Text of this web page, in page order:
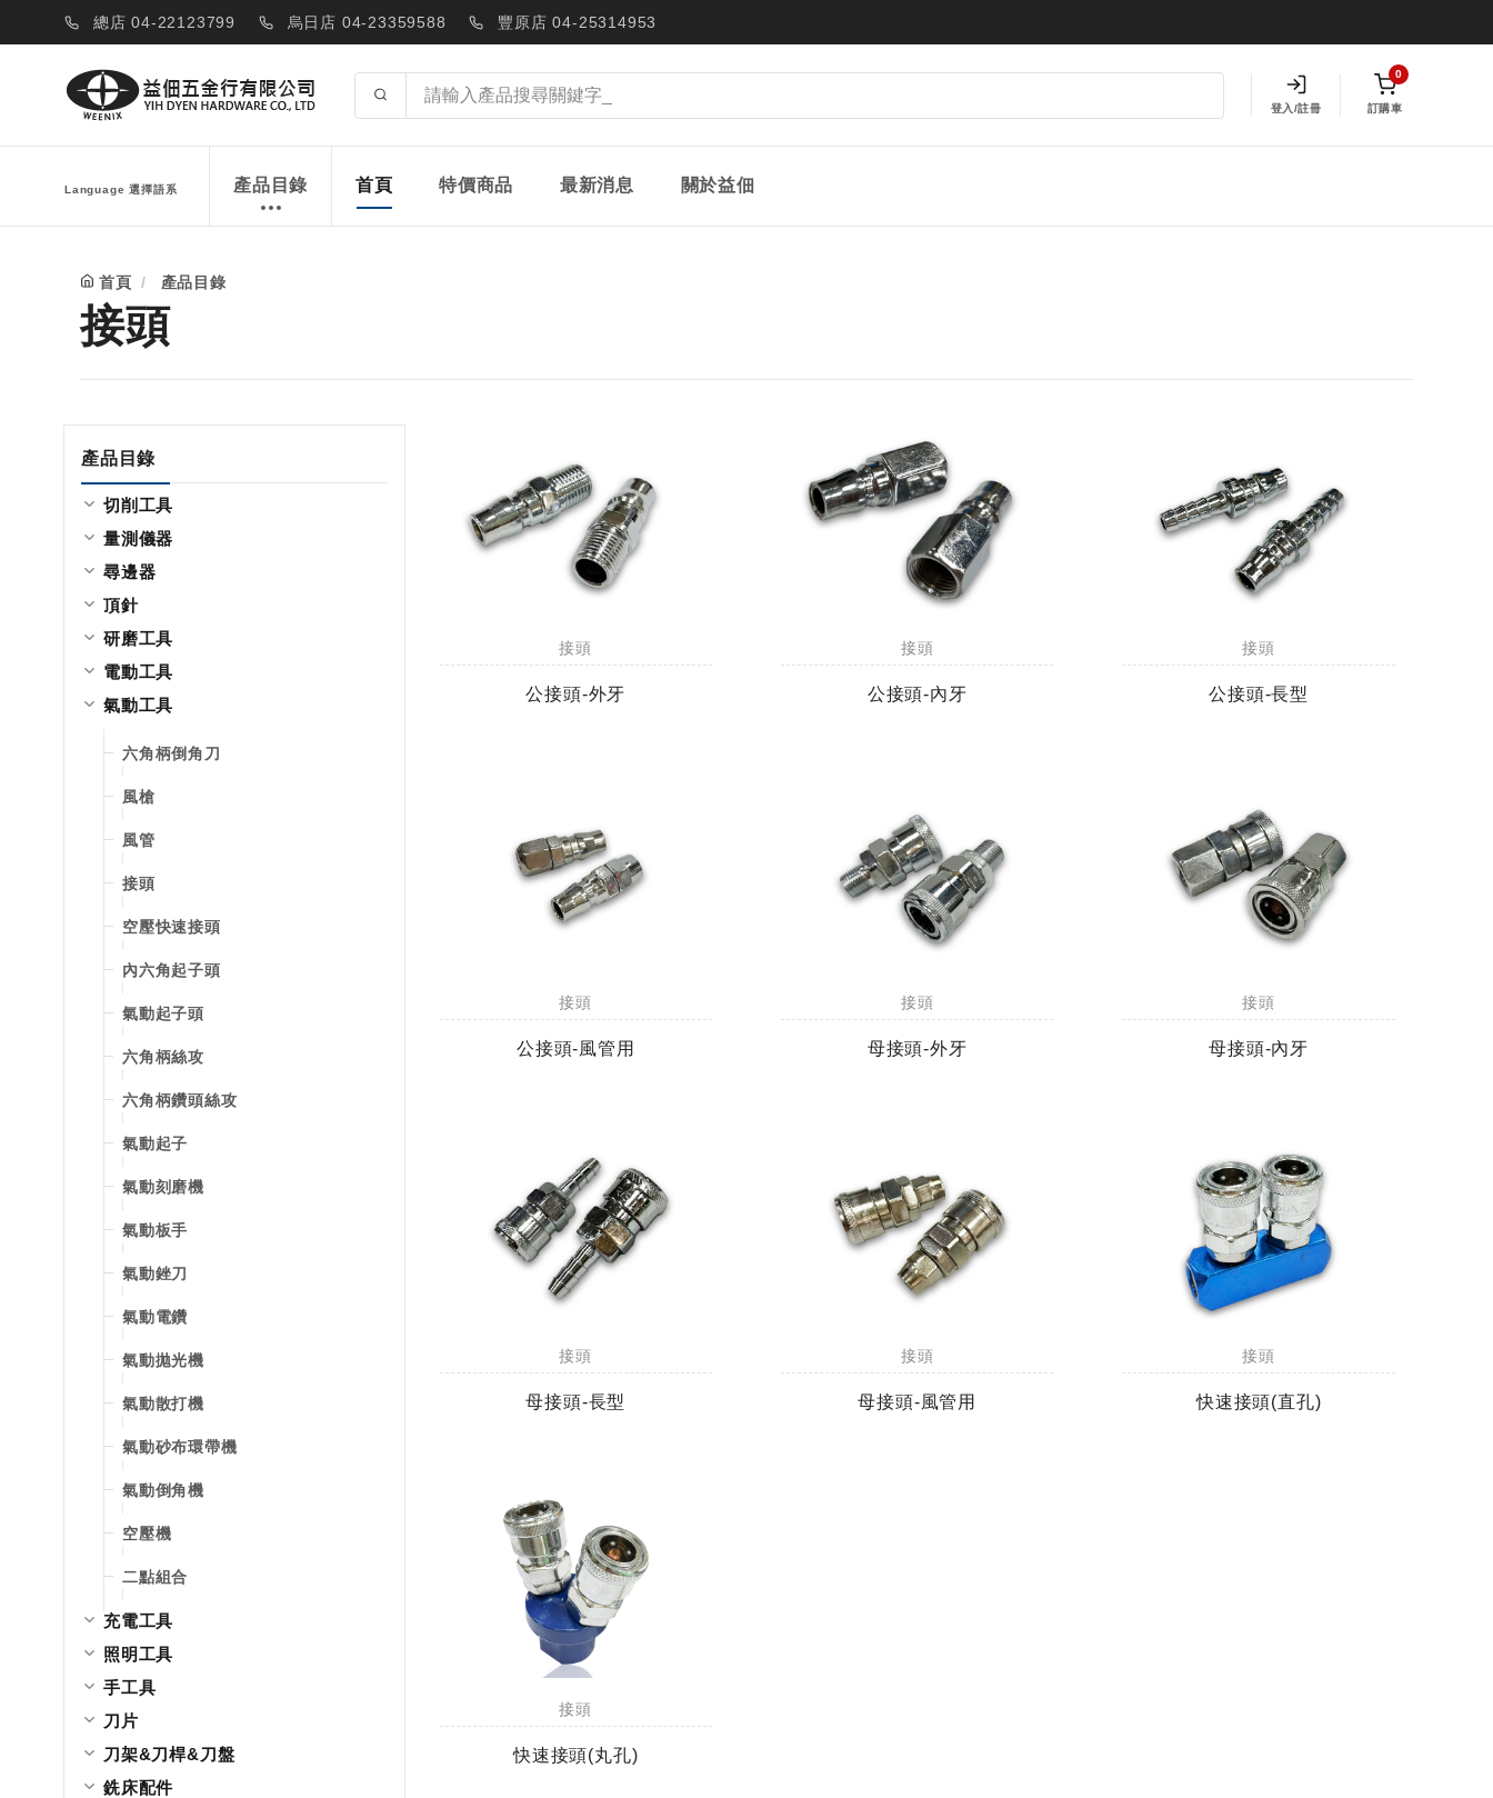
總店 04-22123799 烏日店 04-23359588 豐原店 04-25314953
登入/註冊
0
訂購車
Language 選擇語系 產品目錄 首頁 特價商品 最新消息 關於益佃
首頁 產品目錄
接頭
產品目錄
切削工具
量測儀器
尋邊器
頂針
研磨工具
電動工具
氣動工具
六角柄倒角刀
風槍
風管
接頭
空壓快速接頭
內六角起子頭
氣動起子頭
六角柄絲攻
六角柄鑽頭絲攻
氣動起子
氣動刻磨機
氣動板手
氣動銼刀
氣動電鑽
氣動拋光機
氣動散打機
氣動砂布環帶機
氣動倒角機
空壓機
二點組合
充電工具
照明工具
手工具
刀片
刀架&刀桿&刀盤
銑床配件
接頭
公接頭-外牙
接頭
公接頭-內牙
接頭
公接頭-長型
接頭
公接頭-風管用
接頭
母接頭-外牙
接頭
母接頭-內牙
接頭
母接頭-長型
接頭
母接頭-風管用
接頭
快速接頭(直孔)
接頭
快速接頭(丸孔)